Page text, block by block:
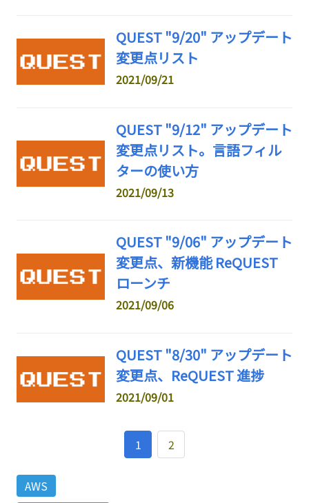
QUEST "9/20" アップデート
変更点リスト
2021/09/21
QUEST "9/12" アップデート
変更点リスト。言語フィル
ターの使い方
2021/09/13
QUEST "9/06" アップデート
変更点、新機能 ReQUEST
ローンチ
2021/09/06
QUEST "8/30" アップデート
変更点、ReQUEST 進捗
2021/09/01
1 2
AWS